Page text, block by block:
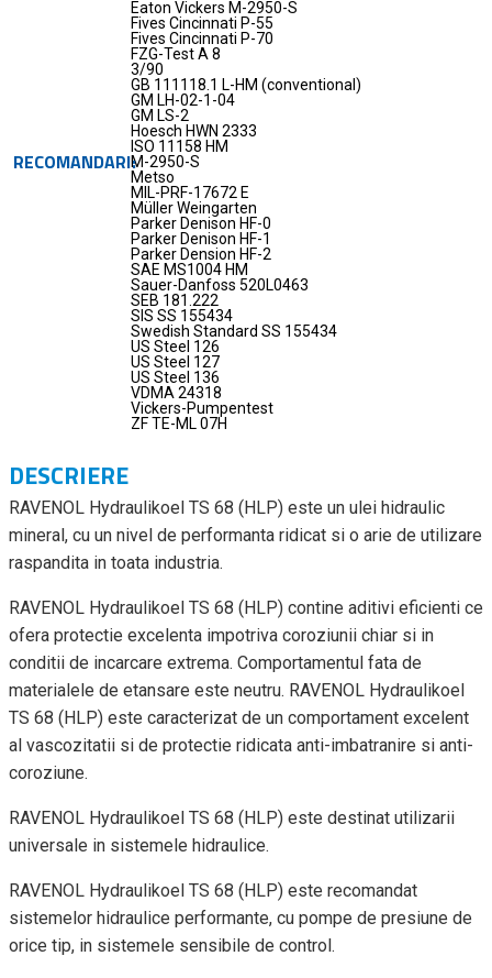
RECOMANDARI
Eaton Vickers M-2950-S
Fives Cincinnati P-55
Fives Cincinnati P-70
FZG-Test A 8
3/90
GB 111118.1 L-HM (conventional)
GM LH-02-1-04
GM LS-2
Hoesch HWN 2333
ISO 11158 HM
M-2950-S
Metso
MIL-PRF-17672 E
Müller Weingarten
Parker Denison HF-0
Parker Denison HF-1
Parker Dension HF-2
SAE MS1004 HM
Sauer-Danfoss 520L0463
SEB 181.222
SIS SS 155434
Swedish Standard SS 155434
US Steel 126
US Steel 127
US Steel 136
VDMA 24318
Vickers-Pumpentest
ZF TE-ML 07H
DESCRIERE
RAVENOL Hydraulikoel TS 68 (HLP) este un ulei hidraulic
mineral, cu un nivel de performanta ridicat si o arie de utilizare
raspandita in toata industria.
RAVENOL Hydraulikoel TS 68 (HLP) contine aditivi eficienti ce
ofera protectie excelenta impotriva coroziunii chiar si in
conditii de incarcare extrema. Comportamentul fata de
materialele de etansare este neutru. RAVENOL Hydraulikoel
TS 68 (HLP) este caracterizat de un comportament excelent
al vascozitatii si de protectie ridicata anti-imbatranire si anti-
coroziune.
RAVENOL Hydraulikoel TS 68 (HLP) este destinat utilizarii
universale in sistemele hidraulice.
RAVENOL Hydraulikoel TS 68 (HLP) este recomandat
sistemelor hidraulice performante, cu pompe de presiune de
orice tip, in sistemele sensibile de control.